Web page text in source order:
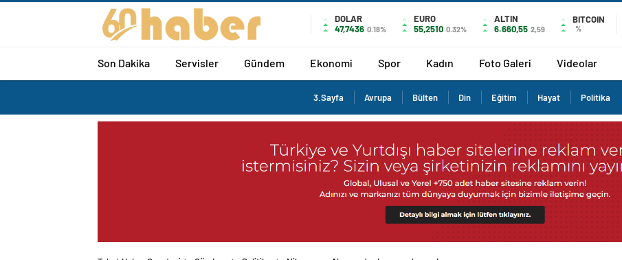
DOLAR
47,7436 0.18%
EURO
55,2510 0.32%
ALTIN
6.660,55 2,59
BITCOIN
%
Son Dakika Servisler Gündem Ekonomi Spor Kadın Foto Galeri Videolar
3.Sayfa Avrupa Bülten Din Eğitim Hayat Politika